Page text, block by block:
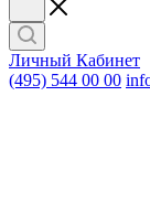
Личный Кабинет
(495) 544 00 00